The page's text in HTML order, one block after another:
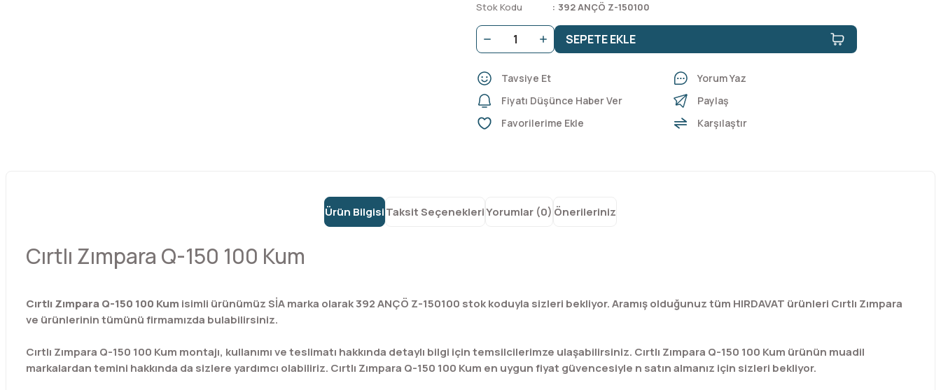
Stok Kodu 392 ANÇÖ Z-150100
SEPETE EKLE
Tavsiye Et
Yorum Yaz
Fiyatı Düşünce Haber Ver
Paylaş
Karşılaştır
Ürün BilgisiTaksit SeçenekleriYorumlar (0) Önerileriniz
Cırtlı Zımpara Q-150 100 Kum
Cırtlı Zımpara Q-150 100 Kum isimli ürünümüz SİA marka olarak 392 ANÇÖ Z-150100 stok koduyla sizleri bekliyor. Aramış olduğunuz tüm HIRDAVAT ürünleri Cırtlı Zımpara
ve ürünlerinin tümünü firmamızda bulabilirsiniz.
Cırtlı Zımpara Q-150 100 Kum montajı, kullanımı ve teslimatı hakkında detaylı bilgi için temsilcilerimze ulaşabilirsiniz. Cırtlı Zımpara Q-150 100 Kum ürünün muadil
markalardan temini hakkında da sizlere yardımcı olabiliriz. Cırtlı Zımpara Q-150 100 Kum en uygun fiyat güvencesiyle n satın almanız için sizleri bekliyor.